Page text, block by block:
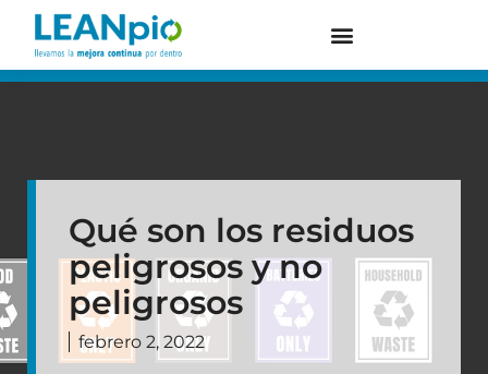
Qué son los residuos
peligrosos y no
peligrosos
febrero 2, 2022